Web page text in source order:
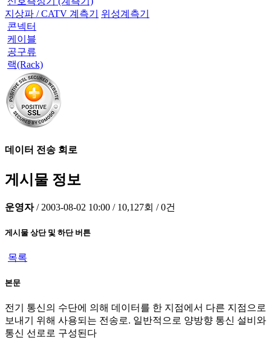
지상파 / CATV 계측기
위성계측기
콘넥터
케이블
공구류
랙(Rack)
데이터 전송 회로
게시물 정보
운영자 / 2003-08-02 10:00 / 10,127회 / 0건
게시물 상단 및 하단 버튼
목록
본문
전기 통신의 수단에 의해 데이터를 한 지점에서 다른 지점으로
보내기 위해 사용되는 전송로. 일반적으로 양방향 통신 설비와
통신 선로로 구성된다